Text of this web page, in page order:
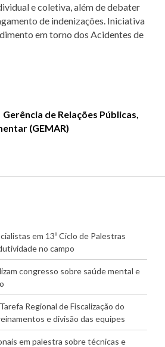
e coletiva, além de debater
de indenizações. Iniciativa
em torno dos Acidentes de
de Relações Públicas,
(GEMAR)
em 13º Ciclo de Palestras
no campo
congresso sobre saúde mental e
Regional de Fiscalização do
e divisão das equipes
em palestra sobre técnicas e